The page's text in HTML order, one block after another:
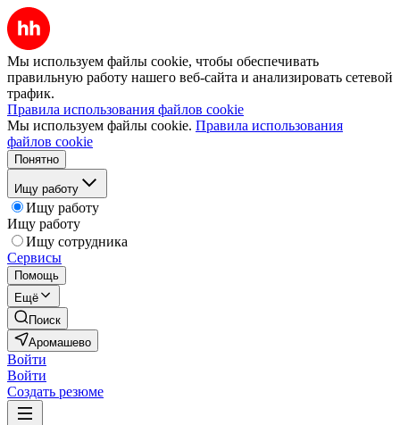
Мы используем файлы cookie, чтобы обеспечивать
правильную работу нашего веб-сайта и анализировать сетевой
трафик.
Правила использования файлов cookie
Мы используем файлы cookie. Правила использования
файлов cookie
Понятно
Ищу работу
Ищу работу
Ищу работу
Ищу сотрудника
Сервисы
Помощь
Ещё
Поиск
Аромашево
Войти
Войти
Создать резюме